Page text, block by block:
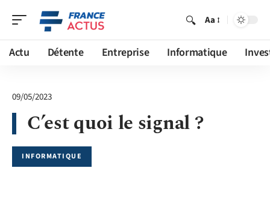
Aa
Actu Détente Entreprise Informatique
09/05/2023
C’est quoi le signal ?
INFORMATIQUE